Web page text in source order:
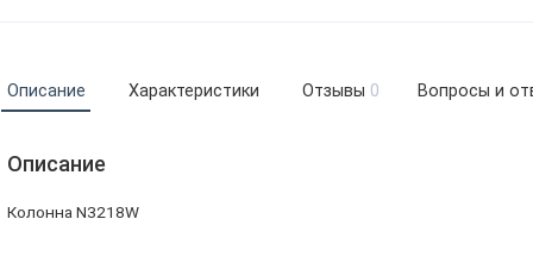
Описание Характеристики Отзывы 0 Вопросы и
Описание
Колонна N3218W